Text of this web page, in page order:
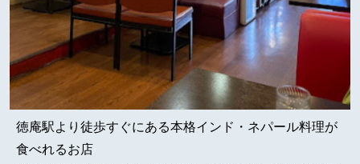
徳庵駅より徒歩すぐにある本格インド・ネパール料理が
食べれるお店